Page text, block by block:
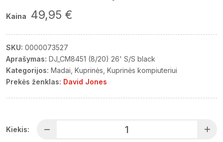
Kaina 49,95 €
SKU: 0000073527
Aprašymas: DJ_CM8451 (8/20) 26' S/S black
Kategorijos: Madai Kuprinės Kuprinės kompiuteriui
Prekės ženklas: David Jones
Kiekis: